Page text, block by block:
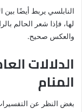
النابلسي يربط أيضًا
لها، فإذا شعر الحالم
والعكس صحيح.
الدلالات
المنام
بغض النظر عن